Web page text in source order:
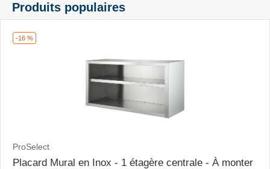
Produits populaires
-16 %
ProSelect
Placard Mural en Inox - 1 étagère centrale - À monter